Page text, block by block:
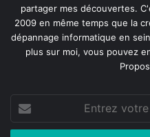
partager mes découvertes.
2009 en même temps que la
dépannage informatique en
plus sur moi, vous pouvez
votre
adresse